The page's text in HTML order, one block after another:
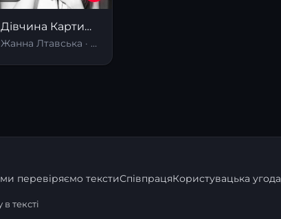
Дівчина Картинка
Жанна Лтавська · 05.10.2024
перевіряємо текстиСпівпрацяКористувацька угода
тексті